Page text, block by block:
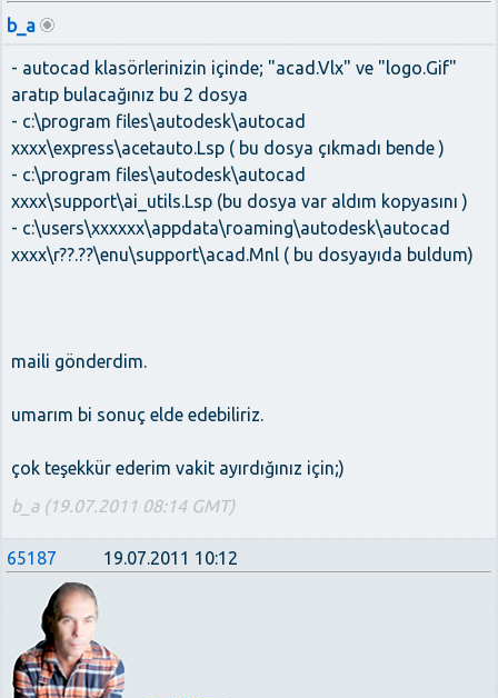
b_a
- autocad klasörlerinizin içinde; "acad.Vlx" ve "logo.Gif"
aratıp bulacağınız bu 2 dosya
- c:\program files\autodesk\autocad
xxxx\express\acetauto.Lsp ( bu dosya çıkmadı bende )
- c:\program files\autodesk\autocad
xxxx\support\ai_utils.Lsp (bu dosya var aldım kopyasını )
- c:\users\xxxxxx\appdata\roaming\autodesk\autocad
xxxx\r??.??\enu\support\acad.Mnl ( bu dosyayıda buldum)
maili gönderdim.
umarım bi sonuç elde edebiliriz.
çok teşekkür ederim vakit ayırdığınız için;)
b_a (19.07.2011 08:14 GMT)
65187 19.07.2011 10:12